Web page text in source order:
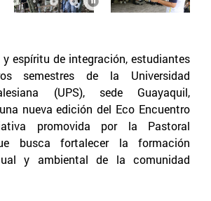
y espíritu de integración, estudiantes
semestres de la Universidad
(UPS), sede Guayaquil,
nueva edición del Eco Encuentro
promovida por la Pastoral
busca fortalecer la formación
y ambiental de la comunidad